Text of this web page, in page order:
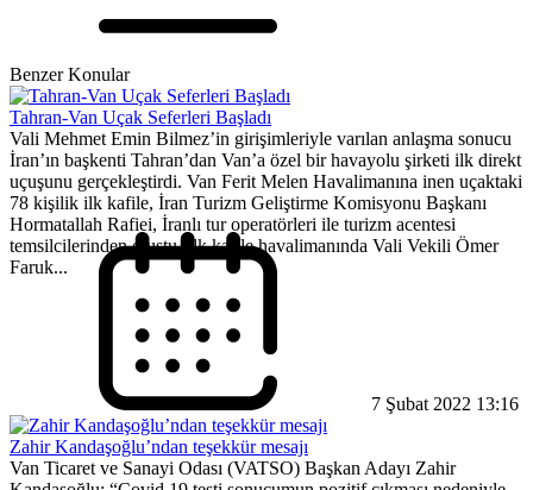
Benzer Konular
Tahran-Van Uçak Seferleri Başladı
Vali Mehmet Emin Bilmez’in girişimleriyle varılan anlaşma sonucu
İran’ın başkenti Tahran’dan Van’a özel bir havayolu şirketi ilk direkt
uçuşunu gerçekleştirdi. Van Ferit Melen Havalimanına inen uçaktaki
78 kişilik ilk kafile, İran Turizm Geliştirme Komisyonu Başkanı
Hormatallah Rafiei, İranlı tur operatörleri ile turizm acentesi
temsilcilerinden oluştu. İlk kafile havalimanında Vali Vekili Ömer
Faruk...
7 Şubat 2022 13:16
Zahir Kandaşoğlu’ndan teşekkür mesajı
Van Ticaret ve Sanayi Odası (VATSO) Başkan Adayı Zahir